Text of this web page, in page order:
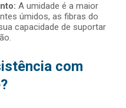
A umidade é a maior
úmidos, as fibras do
capacidade de suportar
com